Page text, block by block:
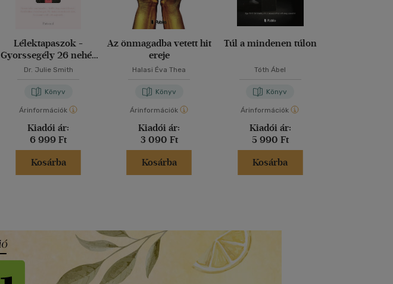
Lélektapaszok -
Gyorssegély 26 nehéz
élethelyzet kezeléséhez
Dr. Julie Smith
Könyv
Árinformációk
Kiadói ár:
6 999 Ft
Kosárba
Az önmagadba vetett hit
ereje
Halasi Éva Thea
Könyv
Árinformációk
Kiadói ár:
3 090 Ft
Kosárba
Túl a mindenen túlon
Tóth Ábel
Könyv
Árinformációk
Kiadói ár:
5 990 Ft
Kosárba